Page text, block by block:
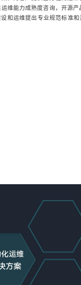
维能力成熟度咨询，开源
和运维提出专业规范标准